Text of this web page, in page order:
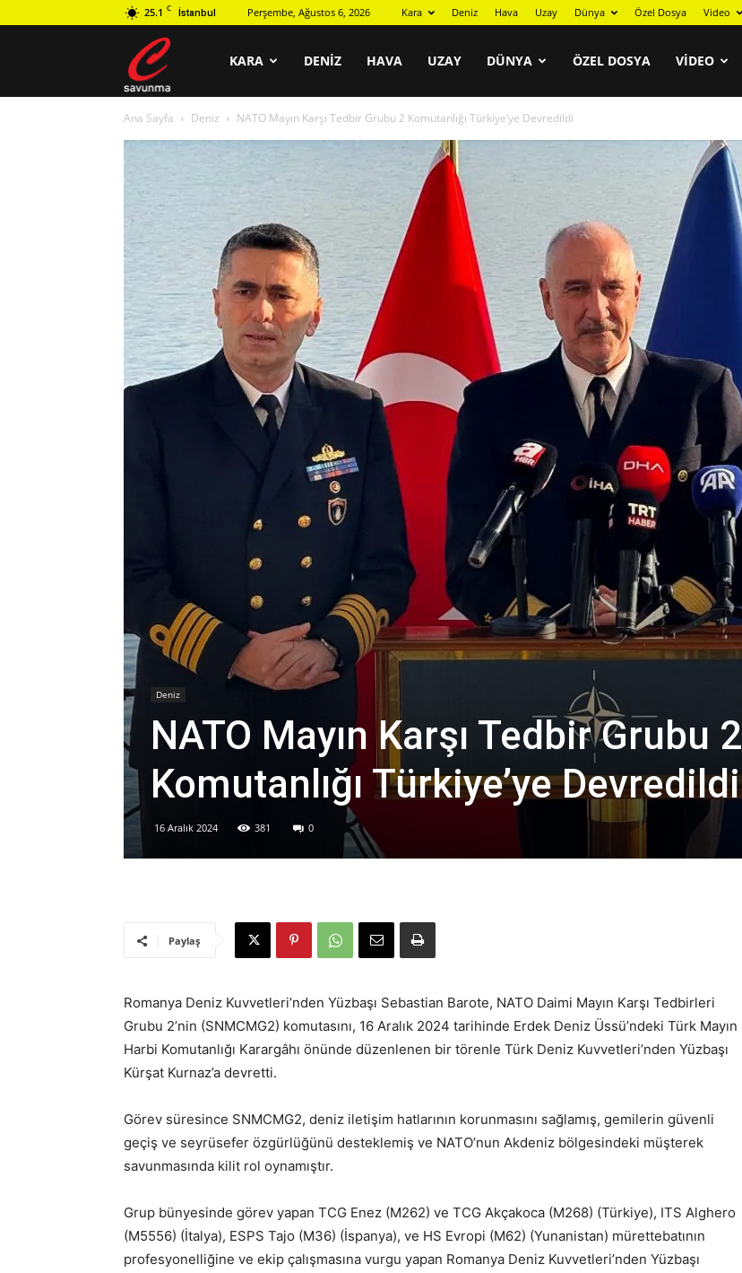
25.1 C İstanbul Perşembe, Ağustos 6, 2026 Kara Deniz Hava Uzay Dünya Özel Dosya Video
KARA DENIZ HAVA UZAY DÜNYA ÖZEL DOSYA VIDEO
Ana Sayfa Deniz NATO Mayın Karşı Tedbir Grubu 2 Komutanlığı Türkiye’ye Devredildi
Deniz
NATO Mayın Karşı Tedbir Grubu 2
Komutanlığı Türkiye’ye Devredildi
16 Aralık 2024 381 0
Paylaş
Romanya Deniz Kuvvetleri’nden Yüzbaşı Sebastian Barote, NATO Daimi Mayın Karşı Tedbirleri
Grubu 2’nin (SNMCMG2) komutasını, 16 Aralık 2024 tarihinde Erdek Deniz Üssü’ndeki Türk Mayın
Harbi Komutanlığı Karargâhı önünde düzenlenen bir törenle Türk Deniz Kuvvetleri’nden Yüzbaşı
Kürşat Kurnaz’a devretti.
Görev süresince SNMCMG2, deniz iletişim hatlarının korunmasını sağlamış, gemilerin güvenli
geçiş ve seyrüsefer özgürlüğünü desteklemiş ve NATO’nun Akdeniz bölgesindeki müşterek
savunmasında kilit rol oynamıştır.
Grup bünyesinde görev yapan TCG Enez (M262) ve TCG Akçakoca (M268) (Türkiye), ITS Alghero
(M5556) (İtalya), ESPS Tajo (M36) (İspanya), ve HS Evropi (M62) (Yunanistan) mürettebatının
profesyonelliğine ve ekip çalışmasına vurgu yapan Romanya Deniz Kuvvetleri’nden Yüzbaşı